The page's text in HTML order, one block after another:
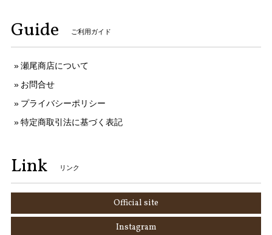
Guide ご利用ガイド
瀬尾商店について
お問合せ
プライバシーポリシー
特定商取引法に基づく表記
Link リンク
Official site
Instagram